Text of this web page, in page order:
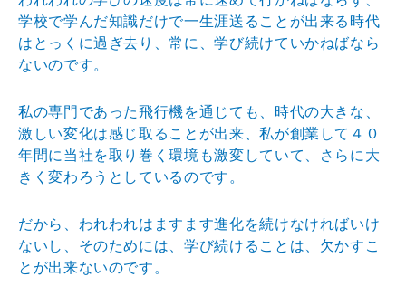
学校で学んだ知識だけで一生涯送ることが出来る時代
はとっくに過ぎ去り、常に、学び続けていかねばなら
ないのです。
私の専門であった飛行機を通じても、時代の大きな、
激しい変化は感じ取ることが出来、私が創業して４０
年間に当社を取り巻く環境も激変していて、さらに大
きく変わろうとしているのです。
だから、われわれはますます進化を続けなければいけ
ないし、そのためには、学び続けることは、欠かすこ
とが出来ないのです。